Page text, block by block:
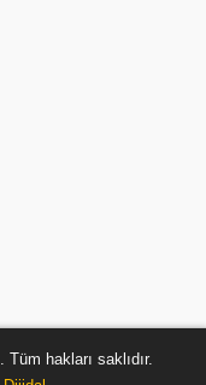
. Tüm hakları saklıdır.